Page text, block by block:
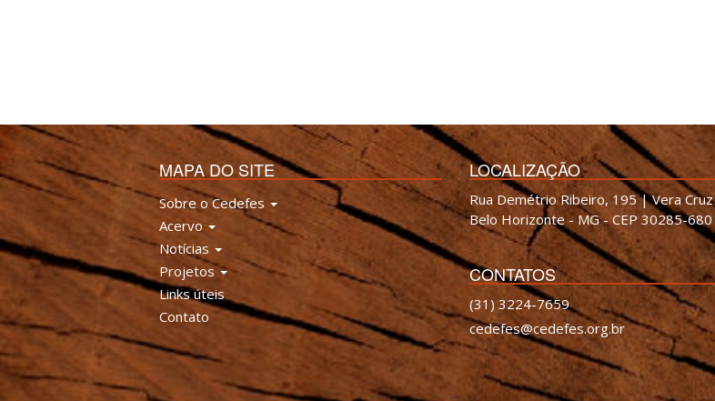
MAPA DO SITE
Sobre o Cedefes
Acervo
Notícias
Projetos
Links úteis
Contato
LOCALIZAÇÃO
Rua Demétrio Ribeiro, 195 | Vera Cruz
Belo Horizonte - MG - CEP 30285-680
CONTATOS
(31) 3224-7659
cedefes@cedefes.org.br